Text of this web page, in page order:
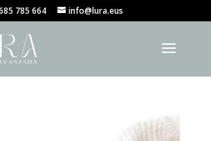
785 664 info@lura.eus